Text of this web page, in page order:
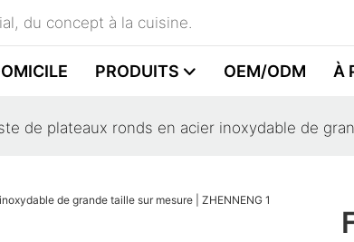
du concept à la cuisine.
PRODUITS OEM/ODM À
de plateaux ronds en acier inoxydable de